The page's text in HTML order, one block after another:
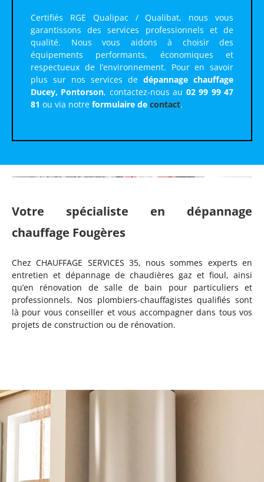
Certifiés RGE Qualipac / Qualibat, nous vous
garantissons des services professionnels et de
qualité. Nous vous aidons à choisir des
équipements performants, économiques et
respectueux de l’environnement. Pour en savoir
plus sur nos services de dépannage chauffage
Ducey, Pontorson, contactez-nous au 02 99 99 47
81 ou via notre formulaire de contact.
Votre spécialiste en dépannage
chauffage Fougères
Chez CHAUFFAGE SERVICES 35, nous sommes experts en
entretien et dépannage de chaudières gaz et fioul, ainsi
qu’en rénovation de salle de bain pour particuliers et
professionnels. Nos plombiers-chauffagistes qualifiés sont
là pour vous conseiller et vous accompagner dans tous vos
projets de construction ou de rénovation.